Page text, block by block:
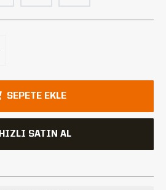
SEPETE EKLE
HIZLI SATIN AL